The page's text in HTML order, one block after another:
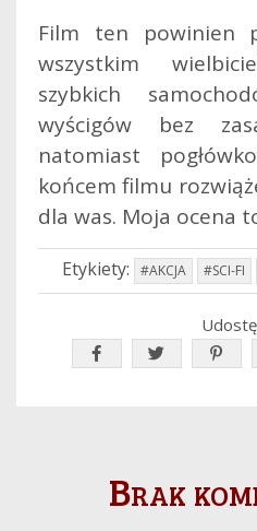
Film ten powinien
wszystkim
szybkich
wyścigów bez
natomiast
końcem filmu
dla was. Moja ocena
Etykiety: #AKCJA #SCI-FI
Brak